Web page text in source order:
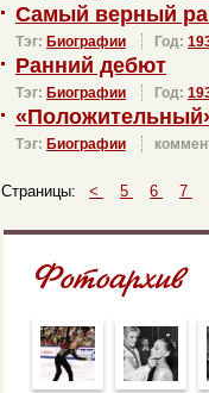
Самый верный
Тэг: Биографии Год:
Ранний дебют
Тэг: Биографии Год:
Тэг: Биографии
Страницы: < 5 6 7